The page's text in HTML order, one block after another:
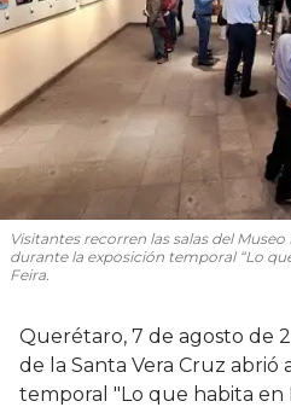
Visitantes recorren las salas del
durante la exposición temporal “Lo
Feira.
Querétaro, 7 de agosto de
de la Santa Vera Cruz abrió
temporal "Lo que habita en